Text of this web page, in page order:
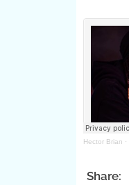
Hector Brian ·